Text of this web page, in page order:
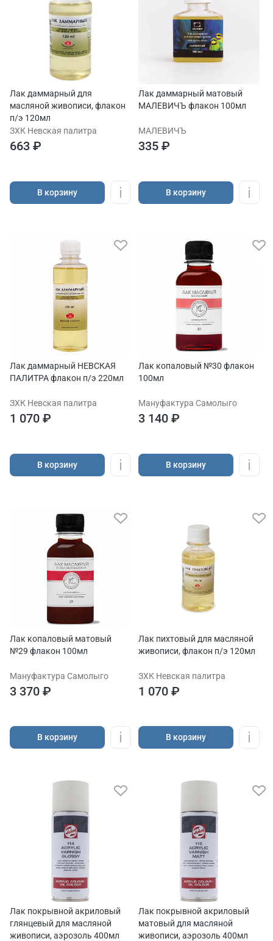
Лак даммарный для
масляной живописи, флакон
п/э 120мл
ЗХК Невская палитра
663 ₽
В корзину
Лак даммарный матовый
МАЛЕВИЧЪ флакон 100мл
МАЛЕВИЧЪ
335 ₽
В корзину
Лак даммарный НЕВСКАЯ
ПАЛИТРА флакон п/э 220мл
ЗХК Невская палитра
1 070 ₽
В корзину
Лак копаловый №30 флакон
100мл
Мануфактура Самолыго
3 140 ₽
В корзину
Лак копаловый матовый
№29 флакон 100мл
Мануфактура Самолыго
3 370 ₽
В корзину
Лак пихтовый для масляной
живописи, флакон п/э 120мл
ЗХК Невская палитра
1 070 ₽
В корзину
Лак покрывной акриловый
глянцевый для масляной
живописи, аэрозоль 400мл
Лак покрывной акриловый
матовый для масляной
живописи, аэрозоль 400мл